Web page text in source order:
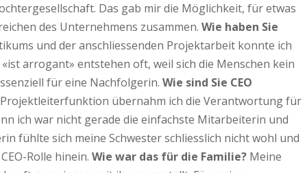
Das gab mir die Möglichkeit, für etwas
des Unternehmens zusammen. Wie haben Sie
und der anschliessenden Projektarbeit konnte ich
arrogant» entstehen oft, weil sich die Menschen kein
für eine Nachfolgerin. Wie sind Sie CEO
Projektleiterfunktion übernahm ich die Verantwortung für
ich war nicht gerade die einfachste Mitarbeiterin und
fühlte sich meine Schwester schliesslich nicht wohl und
Rolle hinein. Wie war das für die Familie? Meine